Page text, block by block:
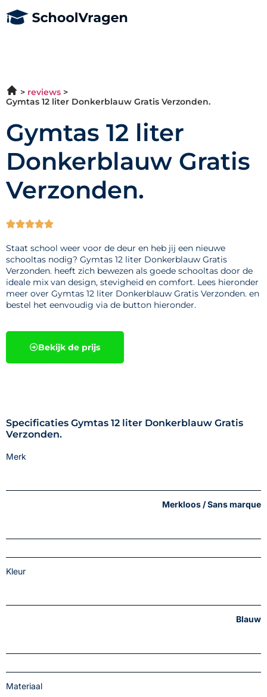
reviews
Gymtas 12 liter Donkerblauw Gratis Verzonden.
Gymtas 12 liter
Donkerblauw Gratis
Verzonden.

Staat school weer voor de deur en heb jij een nieuwe
schooltas nodig? Gymtas 12 liter Donkerblauw Gratis
Verzonden. heeft zich bewezen als goede schooltas door de
ideale mix van design, stevigheid en comfort. Lees hieronder
meer over Gymtas 12 liter Donkerblauw Gratis Verzonden. en
bestel het eenvoudig via de button hieronder.
Bekijk de prijs
Specificaties Gymtas 12 liter Donkerblauw Gratis
Verzonden.
Merk
Merkloos / Sans marque
Kleur
Blauw
Materiaal